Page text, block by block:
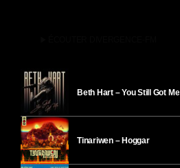
Beth Hart – You Still Got Me
Tinariwen – Hoggar